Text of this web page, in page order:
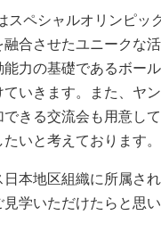
スペシャルオリンピ
合させたユニークな
力の基礎であるボー
いきます。また、ヤ
きる交流会も用意し
いと考えております。
本地区組織に所属さ
学いただけたらと思